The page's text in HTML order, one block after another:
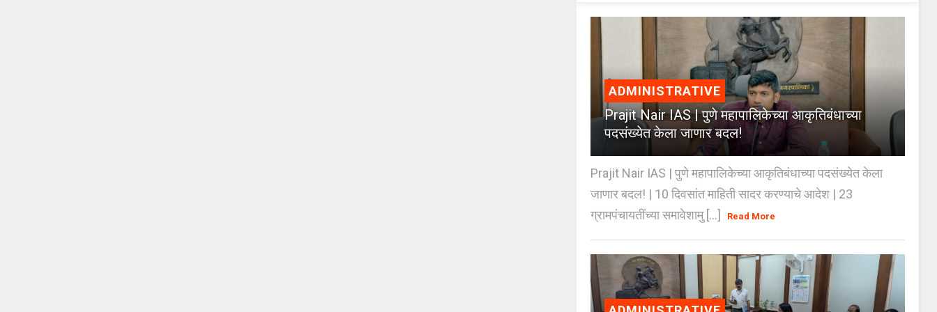
ADMINISTRATIVE
Prajit Nair IAS | पुणे महापालिकेच्या आकृतिबंधाच्या
पदसंख्येत केला जाणार बदल!
Prajit Nair IAS | पुणे महापालिकेच्या आकृतिबंधाच्या पदसंख्येत केला
जाणार बदल! | 10 दिवसांत माहिती सादर करण्याचे आदेश | 23
ग्रामपंचायतींच्या समावेशामु [...]
Read More